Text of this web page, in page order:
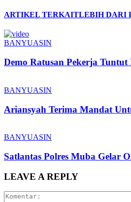
ARTIKEL TERKAITLEBIH DARI
BANYUASIN
Demo Ratusan Pekerja
BANYUASIN
Ariansyah Terima Mandat
BANYUASIN
Satlantas Polres Muba Gelar
LEAVE A REPLY